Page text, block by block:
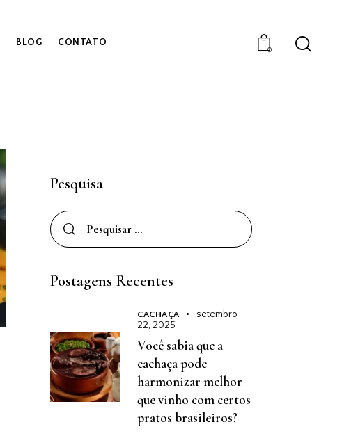
BLOG CONTATO
0
Pesquisa
Postagens Recentes
CACHAÇA
setembro
22, 2025
Você sabia que a
cachaça pode
harmonizar melhor
que vinho com certos
pratos brasileiros?